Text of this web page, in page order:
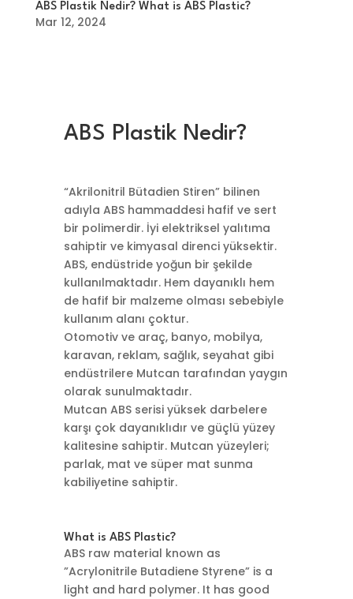
ABS Plastik Nedir? What is ABS Plastic?
Mar 12, 2024
ABS Plastik Nedir?
“Akrilonitril Bütadien Stiren” bilinen
adıyla ABS hammaddesi hafif ve sert
bir polimerdir. İyi elektriksel yalıtıma
sahiptir ve kimyasal direnci yüksektir.
ABS, endüstride yoğun bir şekilde
kullanılmaktadır. Hem dayanıklı hem
de hafif bir malzeme olması sebebiyle
kullanım alanı çoktur.
Otomotiv ve araç, banyo, mobilya,
karavan, reklam, sağlık, seyahat gibi
endüstrilere Mutcan tarafından yaygın
olarak sunulmaktadır.
Mutcan ABS serisi yüksek darbelere
karşı çok dayanıklıdır ve güçlü yüzey
kalitesine sahiptir. Mutcan yüzeyleri;
parlak, mat ve süper mat sunma
kabiliyetine sahiptir.
What is ABS Plastic?
ABS raw material known as
”Acrylonitrile Butadiene Styrene” is a
light and hard polymer. It has good